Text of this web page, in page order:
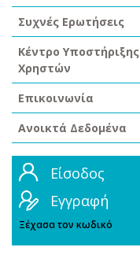
Συχνές Ερωτήσεις
Κέντρο Υποστήριξης
Χρηστών
Επικοινωνία
Ανοικτά Δεδομένα
Είσοδος
Εγγραφή
Ξέχασα τον κωδικό